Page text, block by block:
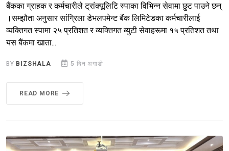
बैंकका ग्राहक र कर्मचारीले ट्रांक्यूलिटि स्पाका विभिन्न सेवामा छुट पाउने छन्
।सम्झौता अनुसार सांग्रिला डेभलपमेन्ट बैंक लिमिटेडका कर्मचारीलाई
व्यक्तिगत स्पामा २५ प्रतिशत र व्यक्तिगत ब्युटी सेवाहरूमा १५ प्रतिशत तथा
यस बैंकमा खाता...
BY BIZSHALA 5 दिन अगाडी
READ MORE